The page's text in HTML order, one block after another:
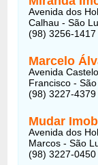
Avenida dos
Calhau - São
(98) 3256-1417
Marcelo
Avenida
Francisco -
(98) 3227-4379
Mudar
Avenida dos
Marcos - São
(98) 3227-0450